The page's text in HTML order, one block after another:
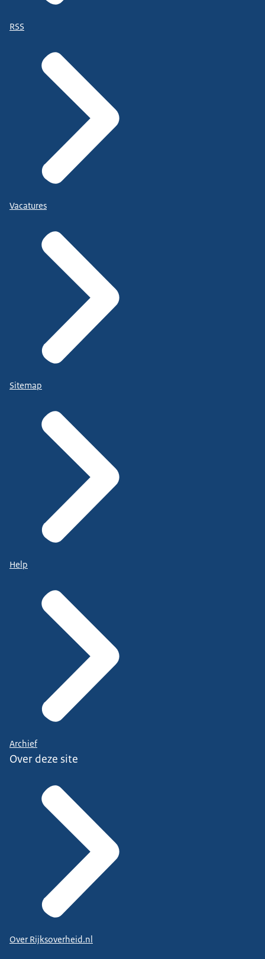
RSS
Vacatures
Sitemap
Help
Archief
Over deze site
Over Rijksoverheid.nl